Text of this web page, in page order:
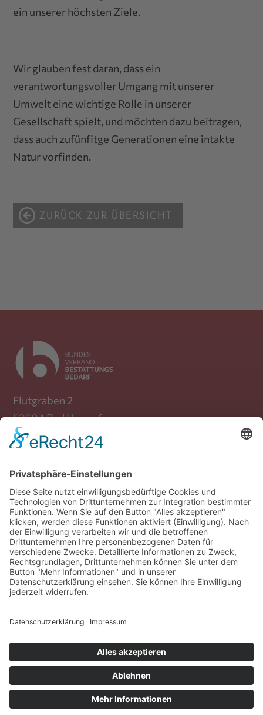
ein unserer höchsten Ziele.
Wir glauben fest daran, dass ein
verantwortungsvoller Umgang mit unserer
Umwelt eine wichtige Rolle in unserer
Gesellschaft spielt, und möchten dazu beitragen,
dass auch zufünfitge Generationen eine intakte
Natur vorfinden.
ZURÜCK ZUR ÜBERSICHT
Flutgraben 2
53604 Bad Honnef
Telefon: +49 (0) 30 / 39 88 72 470
bestattungsbedarf.de
Verband
Mitglieder
Beiträge
Produkte
Fachgruppen
Presse
Impressum Datenschutz